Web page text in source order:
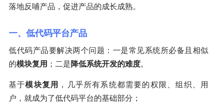
落地反哺产品，促进产品的成长成熟。
一、低代码平台产品
低代码产品要解决两个问题：一是常见系统所必备且相似
的模块复用 ；二是降低系统开发的难度。
基于模块复用
，几乎所有系统都需要的权限、组织、用
户，就成为了低代码平台的基础部分；